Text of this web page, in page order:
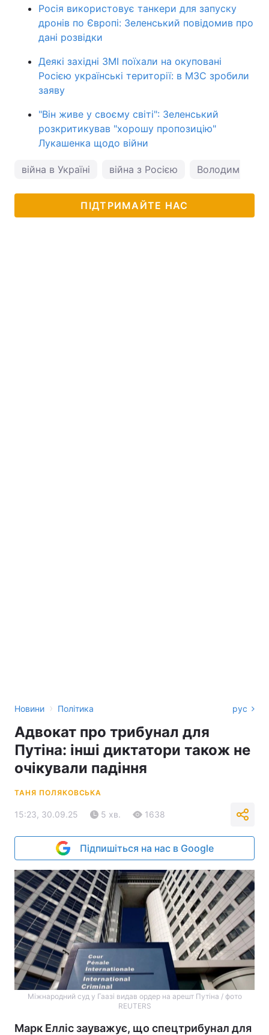
Росія використовує танкери для запуску
дронів по Європі: Зеленський повідомив про
дані розвідки
Деякі західні ЗМІ поїхали на окуповані
Росією українські території: в МЗС зробили
заяву
"Він живе у своєму світі": Зеленський
розкритикував "хорошу пропозицію"
Лукашенка щодо війни
війна в Україні війна з Росією Володимир
ПІДТРИМАЙТЕ НАС
Новини › Політика рус
Адвокат про трибунал для
Путіна: інші диктатори також не
очікували падіння
ТАНЯ ПОЛЯКОВСЬКА
15:23, 30.09.25 5 хв. 1638
Підпишіться на нас в Google
Міжнародний суд у Гаазі видав ордер на арешт Путіна / фото
REUTERS
Марк Елліс зауважує, що спецтрибунал для